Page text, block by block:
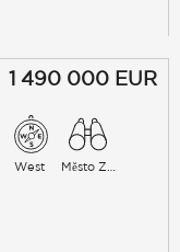
1 490 000 EUR
West